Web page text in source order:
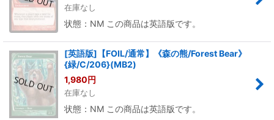
在庫なし
状態：NM この商品は英語版です。
[英語版]【FOIL/通常】《森の熊/Forest Bear》
{緑/C/206}(MB2)
1,980円
在庫なし
状態：NM この商品は英語版です。